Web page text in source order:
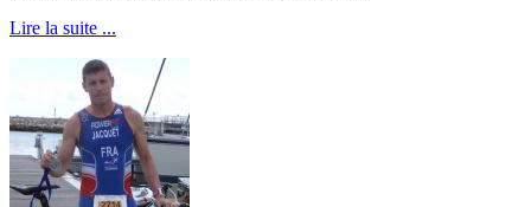
Lire la suite ...